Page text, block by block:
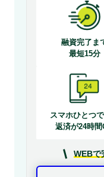
融資完了ま
最短15分
スマホひとつ
返済が24時間
WEBで